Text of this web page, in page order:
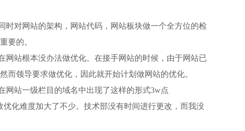
对网站的架构，网站代码，网站板块做一个全方位的检
要的。
站根本没办法做优化。 在接手网站的时候，由于网站已
领导要求做优化，因此就开始计划做网站的优化。
网站一级栏目的域名中出现了这样的形式3w点
化难度加大了不少。技术部没有时间进行更改，而我没